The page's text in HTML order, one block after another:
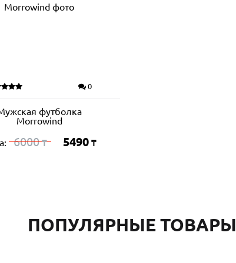
0
футболка
Morrowind
6000₸ 5490 ₸
ПОПУЛЯРНЫЕ ТОВАРЫ